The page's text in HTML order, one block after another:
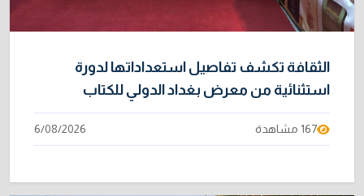
الثقافة تكشف تفاصيل استعداداتها لدورة
استثنائية من معرض بغداد الدولي للكتاب
167 مشاهدة 6/08/2026